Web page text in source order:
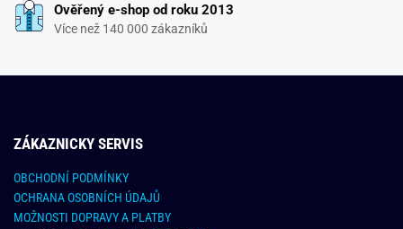
Ověřený e-shop od roku 2013
Více než 140 000 zákazníků
ZÁKAZNICKY SERVIS
OBCHODNÍ PODMÍNKY
OCHRANA OSOBNÍCH ÚDAJŮ
MOŽNOSTI DOPRAVY A PLATBY